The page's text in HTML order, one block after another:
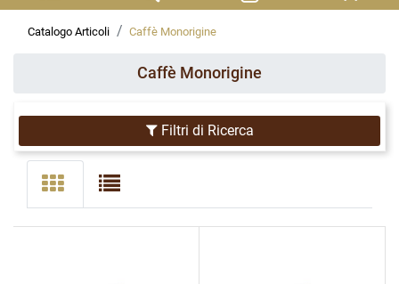
Catalogo Articoli Caffè Monorigine
Caffè Monorigine
Filtri di Ricerca